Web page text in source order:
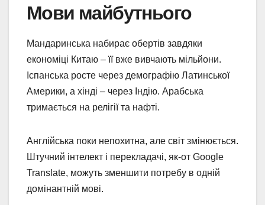
Мови майбутнього
Мандаринська набирає обертів завдяки
економіці Китаю – її вже вивчають мільйони.
Іспанська росте через демографію Латинської
Америки, а хінді – через Індію. Арабська
тримається на релігії та нафті.
Англійська поки непохитна, але світ змінюється.
Штучний інтелект і перекладачі, як-от Google
Translate, можуть зменшити потребу в одній
домінантній мові.